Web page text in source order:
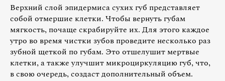
Верхний слой эпидермиса сухих губ представляет
собой отмершие клетки. Чтобы вернуть губам
мягкость, почаще скрабируйте их. Для этого каждое
утро во время чистки зубов проведите несколько раз
зубной щеткой по губам. Это отшелушит мертвые
клетки, а также улучшит микроциркуляцию губ, что,
в свою очередь, создаст дополнительный объем.